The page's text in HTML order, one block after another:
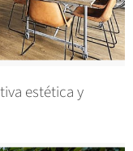
estética y